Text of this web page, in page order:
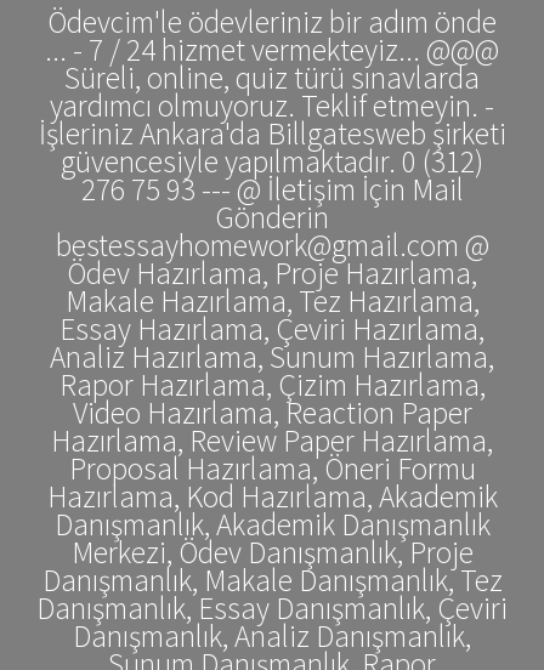
Ödevcim'le ödevleriniz bir adım önde
... - 7 / 24 hizmet vermekteyiz... @@@
Süreli, online, quiz türü sınavlarda
yardımcı olmuyoruz. Teklif etmeyin. -
İşleriniz Ankara'da Billgatesweb şirketi
güvencesiyle yapılmaktadır. 0 (312)
276 75 93 --- @ İletişim İçin Mail
Gönderin
bestessayhomework@gmail.com @
Ödev Hazırlama, Proje Hazırlama,
Makale Hazırlama, Tez Hazırlama,
Essay Hazırlama, Çeviri Hazırlama,
Analiz Hazırlama, Sunum Hazırlama,
Rapor Hazırlama, Çizim Hazırlama,
Video Hazırlama, Reaction Paper
Hazırlama, Review Paper Hazırlama,
Proposal Hazırlama, Öneri Formu
Hazırlama, Kod Hazırlama, Akademik
Danışmanlık, Akademik Danışmanlık
Merkezi, Ödev Danışmanlık, Proje
Danışmanlık, Makale Danışmanlık, Tez
Danışmanlık, Essay Danışmanlık, Çeviri
Danışmanlık, Analiz Danışmanlık,